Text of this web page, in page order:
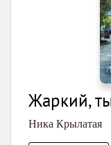
Жаркий,
Ника Крылатая